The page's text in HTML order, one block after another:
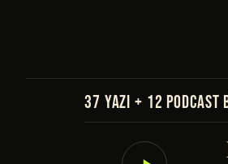
37 YAZI + 12 PODCAST